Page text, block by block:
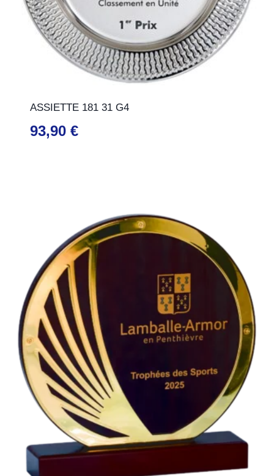
ASSIETTE 181 31 G4
93,90 €